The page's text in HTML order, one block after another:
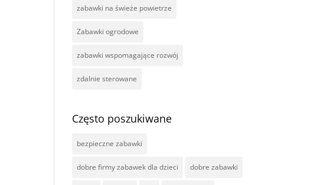
zabawki na świeże powietrze
Zabawki ogrodowe
zabawki wspomagające rozwój
zdalnie sterowane
Często poszukiwane
bezpieczne zabawki
dobre firmy zabawek dla dzieci dobre zabawki